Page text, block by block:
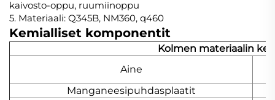
kaivosto-oppu, ruumiinoppu
5. Materiaali: Q345B, NM360, q460
Kemialliset komponentit
Kolmen materiaalin
Aine
Manganeesipuhdasplaatit